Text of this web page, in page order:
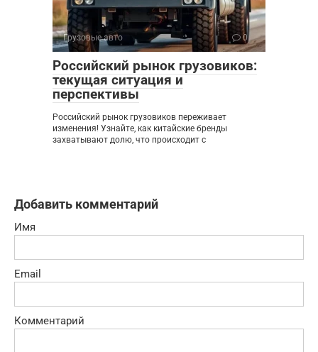
Грузовые авто 0
Российский рынок грузовиков:
текущая ситуация и
перспективы
Российский рынок грузовиков переживает
изменения! Узнайте, как китайские бренды
захватывают долю, что происходит с
Добавить комментарий
Имя
Email
Комментарий